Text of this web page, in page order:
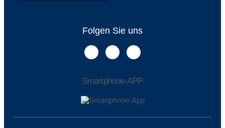
Folgen Sie uns
Smartphone-APP